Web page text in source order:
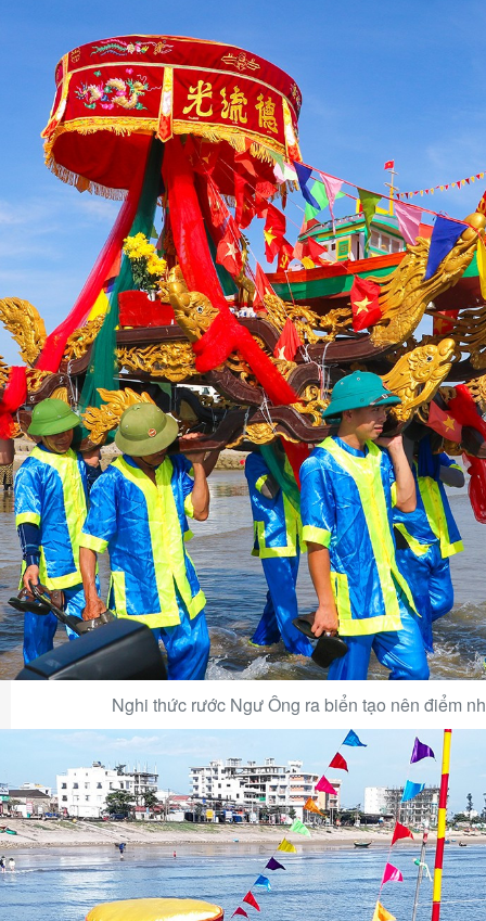
Nghi thức rước Ngư Ông ra biển tạo nên điểm